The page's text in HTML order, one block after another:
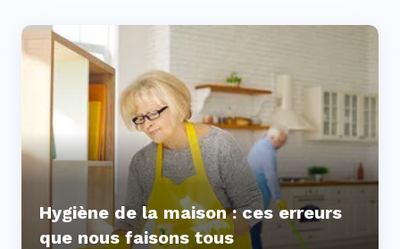
Hygiène de la maison : ces erreurs
que nous faisons tous